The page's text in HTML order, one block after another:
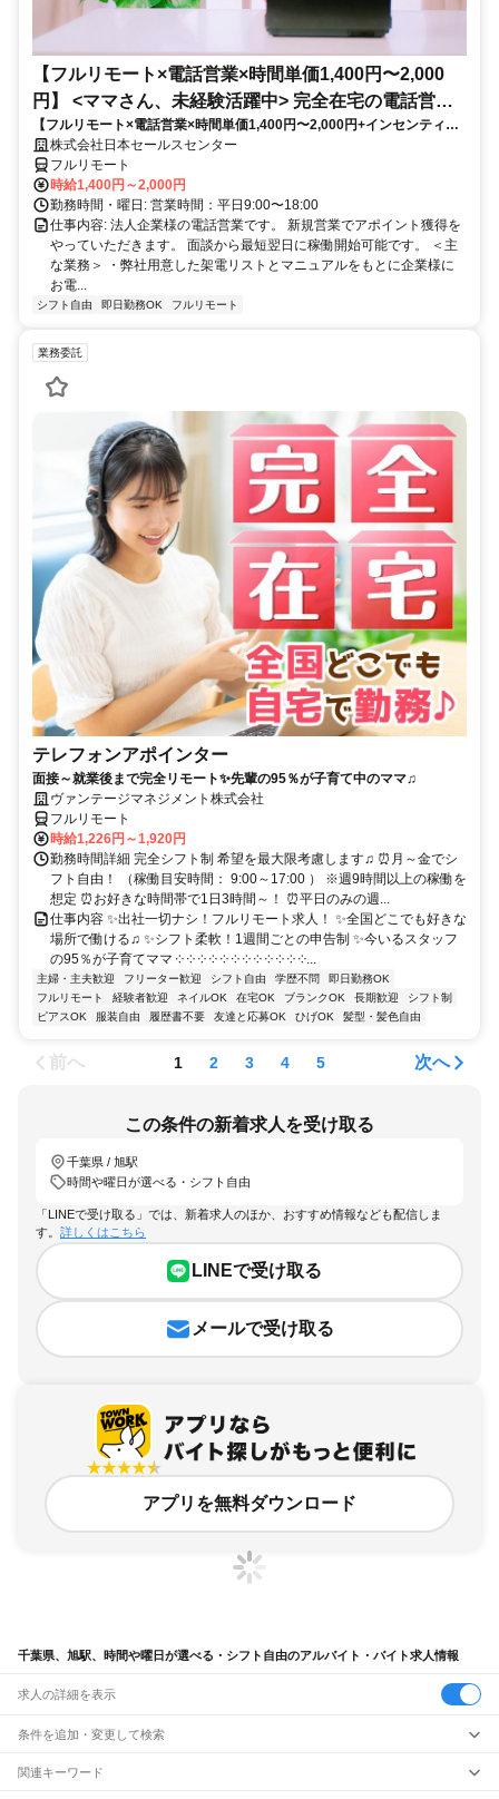
【フルリモート×電話営業×時間単価1,400円〜2,000
円】 <ママさん、未経験活躍中> 完全在宅の電話営業
で家庭と仕事の両立を実現
【フルリモート×電話営業×時間単価1,400円〜2,000円+インセンティブ
あり】 ＜ママさん、未経験活躍中＞ 完全在宅の電話営業で家庭と仕事の
両立を実現
株式会社日本セールスセンター
フルリモート
時給1,400円～2,000円
勤務時間・曜日: 営業時間：平日9:00〜18:00
仕事内容: 法人企業様の電話営業です。 新規営業でアポイント獲得を
やっていただきます。 面談から最短翌日に稼働開始可能です。 ＜主
な業務＞ ・弊社用意した架電リストとマニュアルをもとに企業様に
お電...
シフト自由 即日勤務OK フルリモート
業務委託
テレフォンアポインター
面接～就業後まで完全リモート✨先輩の95％が子育て中のママ♫
ヴァンテージマネジメント株式会社
フルリモート
時給1,226円～1,920円
勤務時間詳細 完全シフト制 希望を最大限考慮します♫ ⏰月～金でシ
フト自由！ （稼働目安時間： 9:00～17:00 ） ※週9時間以上の稼働を
想定 ⏰お好きな時間帯で1日3時間～！ ⏰平日のみの週...
仕事内容 ✨出社一切ナシ！フルリモート求人！ ✨全国どこでも好きな
場所で働ける♫ ✨シフト柔軟！1週間ごとの申告制 ✨今いるスタッフ
の95％が子育てママ ༶ ༶ ༶ ༶ ༶ ༶ ༶ ༶ ༶ ༶ ༶ ༶...
主婦・主夫歓迎 フリーター歓迎 シフト自由 学歴不問
即日勤務OK
フルリモート
経験者歓迎 ネイルOK 在宅OK ブランクOK 長期歓迎
シフト制
ピアスOK
服装自由 履歴書不要 友達と応募OK ひげOK 髪型・髪色自由
前へ 1 2 3 4 5 次へ
この条件の新着求人を受け取る
千葉県 / 旭駅
時間や曜日が選べる・シフト自由
「LINEで受け取る」では、新着求人のほか、おすすめ情報なども配信しま
す。 詳しくはこちら
LINEで受け取る
メールで受け取る
アプリを無料ダウンロード
千葉県、旭駅、時間や曜日が選べる・シフト自由のアルバイト・バイト求人情報
求人の詳細を表示
条件を追加・変更して検索
市区町村を追加・変更
関連キーワード